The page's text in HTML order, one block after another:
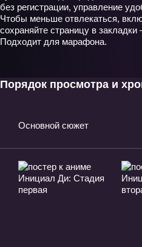
без регистрации, управление
Чтобы меньше отвлекаться,
сохраняйте страницу в
Подходит для марафона.
Порядок просмотра и
Основной сюжет